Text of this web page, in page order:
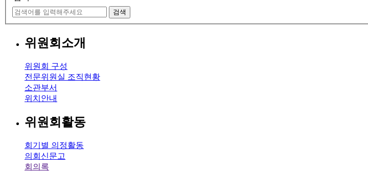
검색
위원회소개
위원회 구성
전문위원실 조직현황
소관부서
위치안내
위원회활동
회기별 의정활동
의회신문고
회의록